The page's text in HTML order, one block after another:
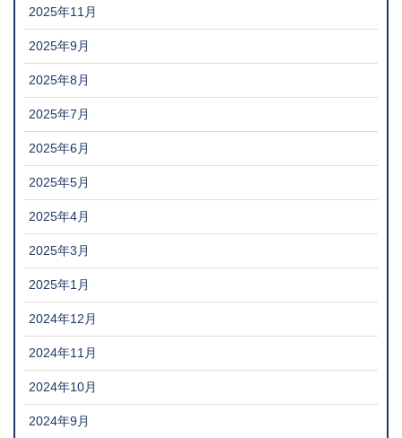
2025年11月
2025年9月
2025年8月
2025年7月
2025年6月
2025年5月
2025年4月
2025年3月
2025年1月
2024年12月
2024年11月
2024年10月
2024年9月